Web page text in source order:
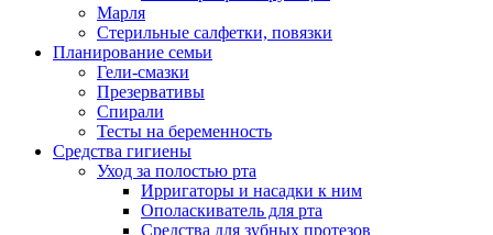
Марля
Стерильные салфетки, повязки
Планирование семьи
Гели-смазки
Презервативы
Спирали
Тесты на беременность
Средства гигиены
Уход за полостью рта
Ирригаторы и насадки к ним
Ополаскиватель для рта
Средства для зубных протезов